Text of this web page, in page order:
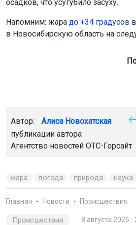
осадков, что усугубило засуху.
Напомним: жара до +34 градусов
в Новосибирскую область на
Автор: Алиса Новохатская
публикации автора
Агентство новостей ОТС-Горсайт
жара погода природа наука
Главная Новости Происшествия
Происшествия 8 августа 2026 -